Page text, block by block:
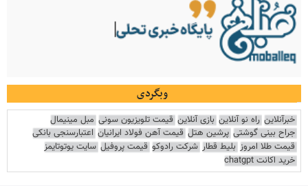
وبگردی
خبرآنلاین راه نو آنلاین بازی آنلاین قیمت تلویزیون سونی مبل مینیمال
جراح بینی گوشتی پرشین هتل قیمت آهن فولاد ایرانیان اعتبارسنجی بانکی
قیمت طلا امروز بلیط قطار شرکت رادوکو قیمت پروفیل سایت یوتوتایمز
خرید اکانت chatgpt